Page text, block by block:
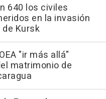
640 los civiles
en la invasión
Kursk
"ir más allá"
matrimonio de